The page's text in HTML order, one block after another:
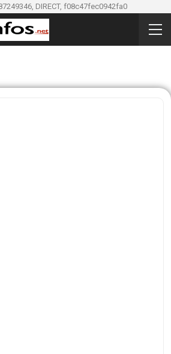
DIRECT, f08c47fec0942fa0